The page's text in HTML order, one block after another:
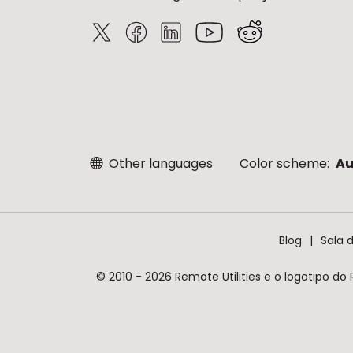
Other languages Color scheme:
Blog Sala
© 2010 - 2026 Remote Utilities e o logotipo